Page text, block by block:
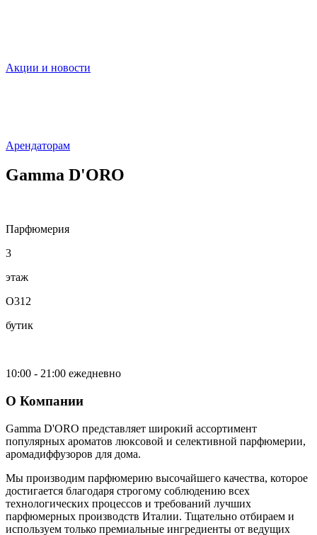
Акции и новости
Арендаторам
Gamma D'ORO
Парфюмерия
3
этаж
O312
бутик
10:00 - 21:00 ежедневно
О Компании
Gamma D'ORO представляет широкий ассортимент
популярных ароматов люксовой и селективной парфюмерии,
аромадиффузоров для дома.
Мы производим парфюмерию высочайшего качества, которое
достигается благодаря строгому соблюдению всех
технологических процессов и требований лучших
парфюмерных производств Италии. Тщательно отбираем и
используем только премиальные ингредиенты от ведущих